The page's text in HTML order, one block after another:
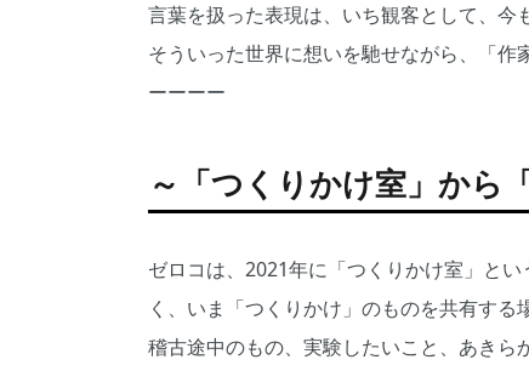
言葉を扱った表現は、いち観客として、今
そういった世界に想いを馳せながら、「作
ーーーー
～「つくりかけ室」から
ゼロコは、2021年に「つくりかけ室」と
く、いま「つくりかけ」のものを共有する
稽古途中のもの、実験したいこと、あき